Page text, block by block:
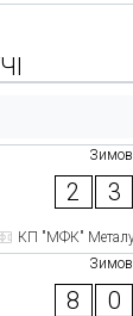
2 3
КП "МФК"
8 0